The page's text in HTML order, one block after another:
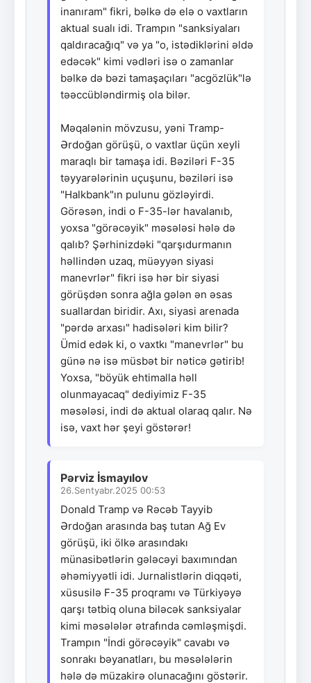
inanıram" fikri, bəlkə də elə o vaxtların
aktual sualı idi. Trampın "sanksiyaları
qaldıracağıq" və ya "o, istədiklərini əldə
edəcək" kimi vədləri isə o zamanlar
bəlkə də bəzi tamaşaçıları "acgözlük"lə
təəccübləndirmiş ola bilər.
Məqalənin mövzusu, yəni Tramp-
Ərdoğan görüşü, o vaxtlar üçün xeyli
maraqlı bir tamaşa idi. Bəziləri F-35
təyyarələrinin uçuşunu, bəziləri isə
"Halkbank"ın pulunu gözləyirdi.
Görəsən, indi o F-35-lər havalanıb,
yoxsa "görəcəyik" məsələsi hələ də
qalıb? Şərhinizdəki "qarşıdurmanın
həllindən uzaq, müəyyən siyasi
manevrlər" fikri isə hər bir siyasi
görüşdən sonra ağla gələn ən əsas
suallardan biridir. Axı, siyasi arenada
"pərdə arxası" hadisələri kim bilir?
Ümid edək ki, o vaxtkı "manevrlər" bu
günə nə isə müsbət bir nəticə gətirib!
Yoxsa, "böyük ehtimalla həll
olunmayacaq" dediyimiz F-35
məsələsi, indi də aktual olaraq qalır. Nə
isə, vaxt hər şeyi göstərər!
Pərviz İsmayılov
26.Sentyabr.2025 00:53
Donald Tramp və Rəcəb Tayyib
Ərdoğan arasında baş tutan Ağ Ev
görüşü, iki ölkə arasındakı
münasibətlərin gələcəyi baxımından
əhəmiyyətli idi. Jurnalistlərin diqqəti,
xüsusilə F-35 proqramı və Türkiyəyə
qarşı tətbiq oluna biləcək sanksiyalar
kimi məsələlər ətrafında cəmləşmişdi.
Trampın "İndi görəcəyik" cavabı və
sonrakı bəyanatları, bu məsələlərin
hələ də müzakirə olunacağını göstərir.